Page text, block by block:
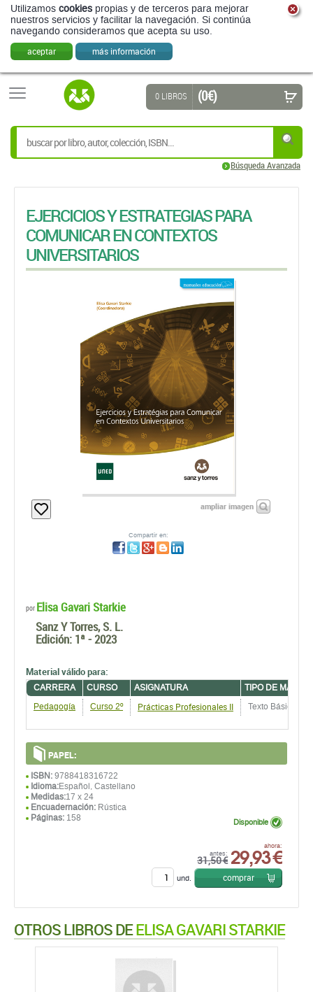
Utilizamos cookies propias y de terceros para mejorar
nuestros servicios y facilitar la navegación. Si continúa
navegando consideramos que acepta su uso.
aceptar más información
Búsqueda Avanzada
0 LIBROS (0 €)
EJERCICIOS Y ESTRATEGIAS PARA
COMUNICAR EN CONTEXTOS
UNIVERSITARIOS
ampliar imagen
Compartir en:
por Elisa Gavari Starkie
Sanz Y Torres, S. L.
Edición: 1ª - 2023
Material válido para:
CARRERA CURSO ASIGNATURA
TIPO DE
Pedagogía
Curso 2º Prácticas Profesionales II Texto Básico
PAPEL:
ISBN: 9788418316722
Idioma:Español, Castellano
Medidas:17 x 24
Encuadernación: Rústica
Páginas: 158
antes:
31,50 €
ahora:
29,93 €
Disponible
und. comprar
OTROS LIBROS DEELISA GAVARI STARKIE